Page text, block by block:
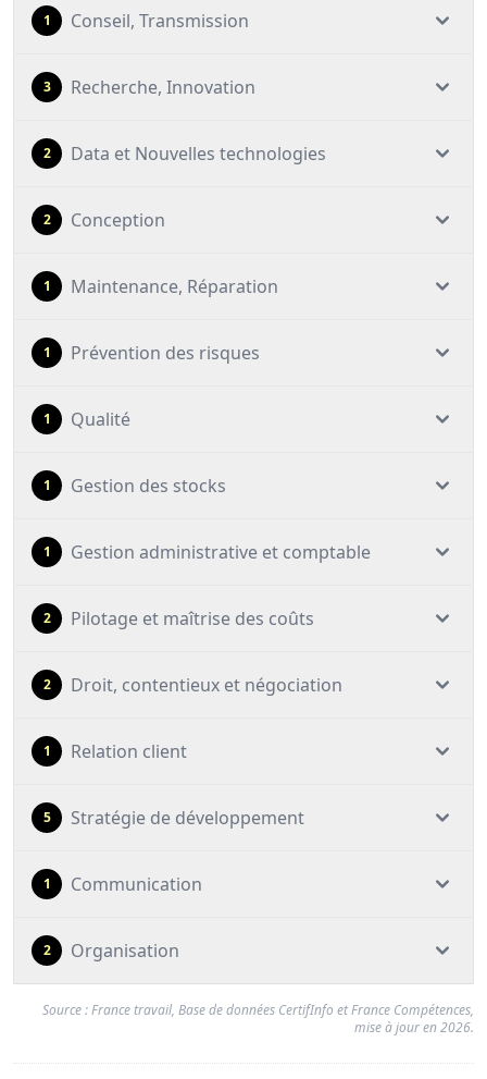
1 Conseil, Transmission
3 Recherche, Innovation
2 Data et Nouvelles technologies
2 Conception
1 Maintenance, Réparation
1 Prévention des risques
1 Qualité
1 Gestion des stocks
1 Gestion administrative et comptable
2 Pilotage et maîtrise des coûts
2 Droit, contentieux et négociation
1 Relation client
5 Stratégie de développement
1 Communication
2 Organisation
Source : France travail, Base de données CertifInfo et France Compétences,
mise à jour en 2026.